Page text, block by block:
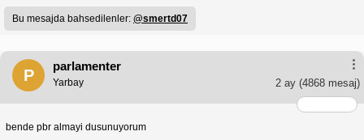
Bu mesajda bahsedilenler: @smertd07
P
parlamenter
2 ay (4868 mesaj)
Yarbay
bende pbr almayi dusunuyorum